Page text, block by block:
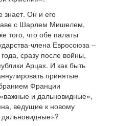
знает. Он и его
с Шарлем Мишелем,
того, что обе палаты
члена Евросоюза –
сразу после войны,
Арцах. И как быть
принятые
Франции
и дальновидные»,
ведущие к новому